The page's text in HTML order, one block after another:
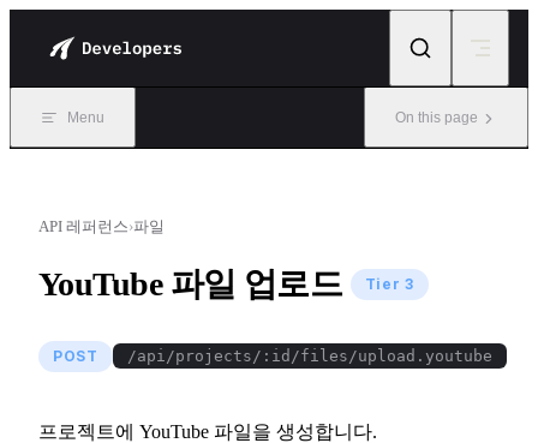
Menu On this page
API 레퍼런스›파일
YouTube 파일 업로드 Tier 3
POST /api/projects/:id/files/upload.youtube
프로젝트에 YouTube 파일을 생성합니다.